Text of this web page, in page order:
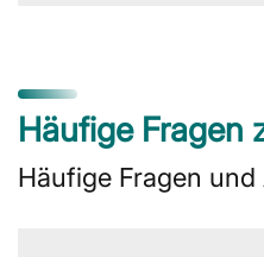
Häufige Fragen
Häufige Fragen